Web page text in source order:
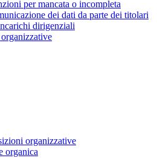
per mancata o incompleta
dei dati da parte dei titolari
dirigenziali
organizzative
organica